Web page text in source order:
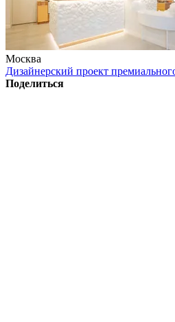
Москва
Дизайнерский проект
Поделиться